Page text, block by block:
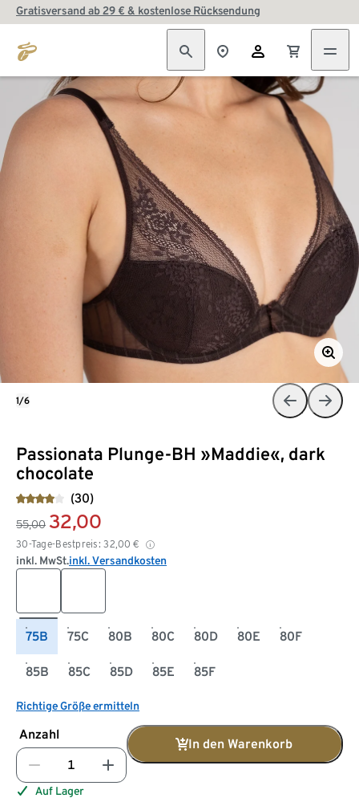
Gratisversand ab 29 € & kostenlose Rücksendung
Passionata Plunge-BH »Maddie«, dark
chocolate
(30)
55,00 32,00
30-Tage-Bestpreis: 32,00 €
inkl. MwSt.inkl. Versandkosten
75B 75C 80B 80C 80D 80E 80F
85B 85C 85D 85E 85F
Richtige Größe ermitteln
Anzahl
In den Warenkorb
Auf Lager
1/6